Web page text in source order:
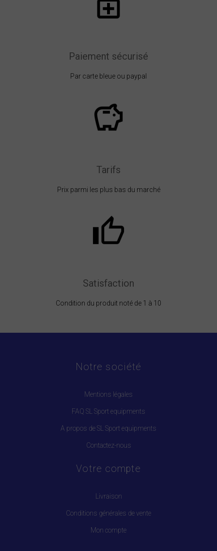
Paiement sécurisé
Par carte bleue ou paypal
Tarifs
Prix parmi les plus bas du marché
Satisfaction
Condition du produit noté de 1 à 10
Notre société
Mentions légales
FAQ SL Sport equipments
A propos de SL Sport equipments
Contactez-nous
Votre compte
Livraison
Conditions générales de vente
Mon compte